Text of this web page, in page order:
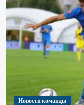
Новости команды